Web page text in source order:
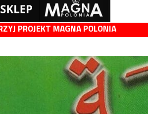
PROJEKT MAGNA POLONIA